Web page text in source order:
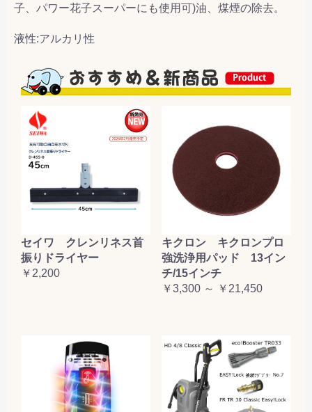
子、パワー花子スーパーにも使用可)油、煤煙の除去。
液性:アルカリ性
セイワ クレンリネス首
振りドライヤー
￥2,200
キクロン キクロンプロ
強洗浄用パッド 13イン
チ/15インチ
￥3,300 ～ ￥21,450